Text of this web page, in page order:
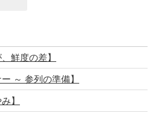
鮮度の差】
～ 参列の準備】
】